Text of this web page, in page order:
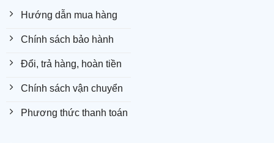
Hướng dẫn mua hàng
Chính sách bảo hành
Đổi, trả hàng, hoàn tiền
Chính sách vận chuyển
Phương thức thanh toán